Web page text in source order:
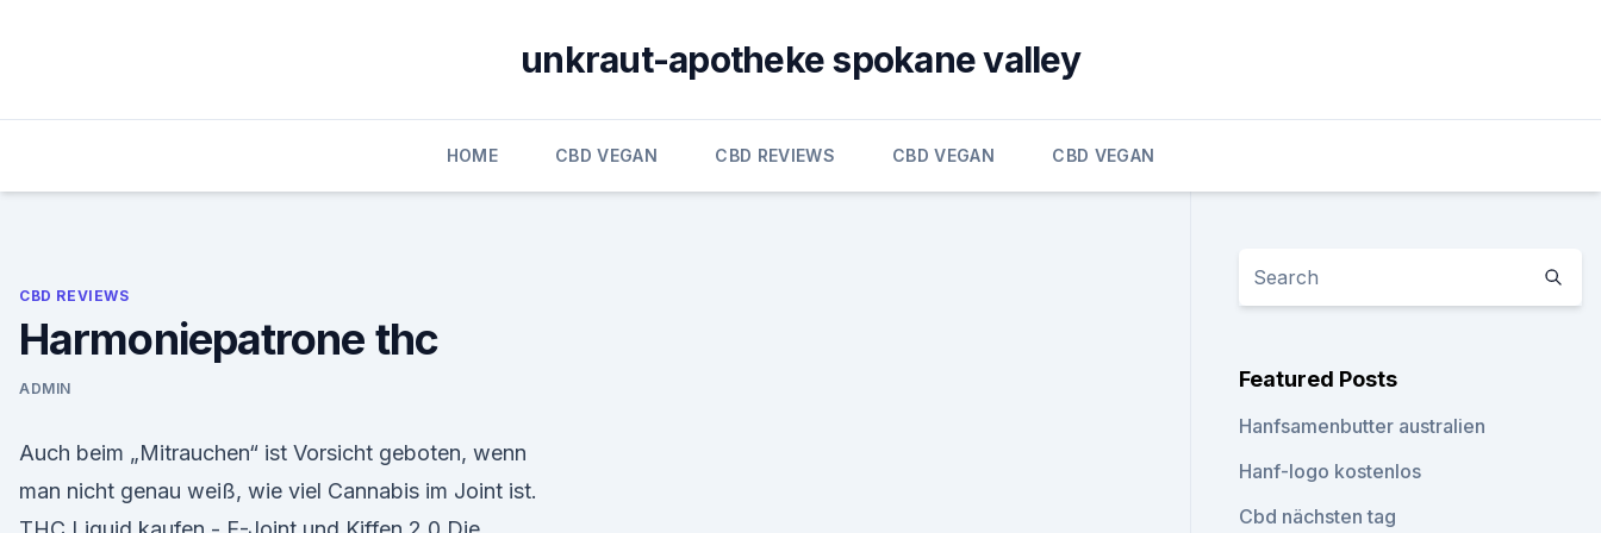
unkraut-apotheke spokane valley
HOME CBD VEGAN CBD REVIEWS CBD VEGAN CBD VEGAN
CBD REVIEWS
Harmoniepatrone thc
ADMIN
Auch beim „Mitrauchen“ ist Vorsicht geboten, wenn
man nicht genau weiß, wie viel Cannabis im Joint ist.
Featured Posts
Hanfsamenbutter australien
Hanf-logo kostenlos
Cbd nächsten tag